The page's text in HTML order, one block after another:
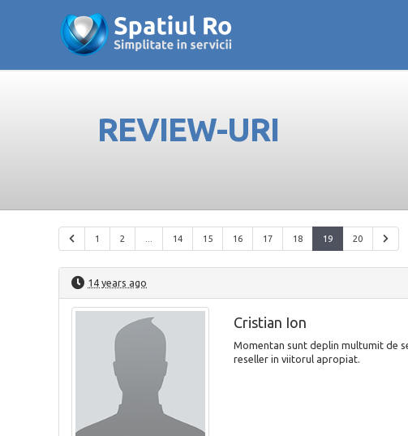
REVIEW-URI
1 2 14 15 16 17 18 19 20
14 years ago
Cristian Ion
Momentan sunt deplin multumit de
reseller in viitorul apropiat.